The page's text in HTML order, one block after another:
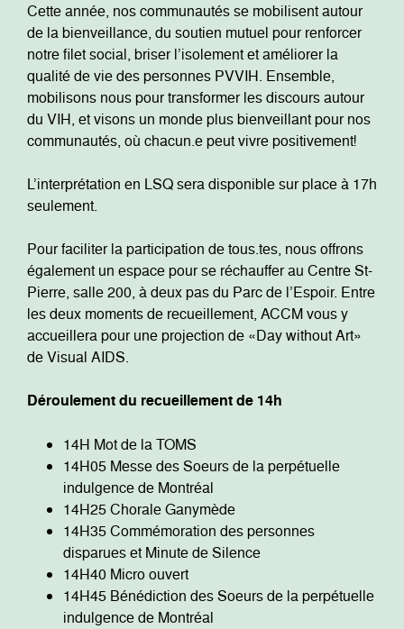
Cette année, nos communautés se mobilisent autour
de la bienveillance, du soutien mutuel pour renforcer
notre filet social, briser l’isolement et améliorer la
qualité de vie des personnes PVVIH. Ensemble,
mobilisons nous pour transformer les discours autour
du VIH, et visons un monde plus bienveillant pour nos
communautés, où chacun.e peut vivre positivement!
L’interprétation en LSQ sera disponible sur place à 17h
seulement.
Pour faciliter la participation de tous.tes, nous offrons
également un espace pour se réchauffer au Centre St-
Pierre, salle 200, à deux pas du Parc de l’Espoir. Entre
les deux moments de recueillement, ACCM vous y
accueillera pour une projection de «Day without Art»
de Visual AIDS.
Déroulement du recueillement de 14h
14H Mot de la TOMS
14H05 Messe des Soeurs de la perpétuelle
indulgence de Montréal
14H25 Chorale Ganymède
14H35 Commémoration des personnes
disparues et Minute de Silence
14H40 Micro ouvert
14H45 Bénédiction des Soeurs de la perpétuelle
indulgence de Montréal